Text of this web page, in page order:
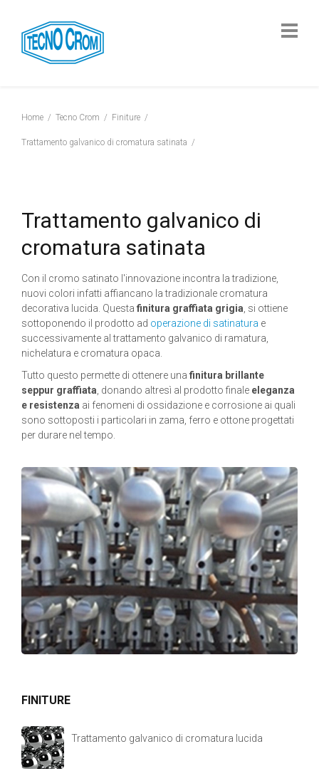
Home Tecno Crom Finiture
Trattamento galvanico di cromatura satinata
Trattamento galvanico di
cromatura satinata
Con il cromo satinato l'innovazione incontra la tradizione,
nuovi colori infatti affiancano la tradizionale cromatura
decorativa lucida. Questa finitura graffiata grigia , si ottiene
sottoponendo il prodotto ad operazione di satinatura e
successivamente al trattamento galvanico di ramatura,
nichelatura e cromatura opaca.
Tutto questo permette di ottenere una finitura brillante
seppur graffiata , donando altresì al prodotto finale eleganza
e resistenza ai fenomeni di ossidazione e corrosione ai quali
sono sottoposti i particolari in zama, ferro e ottone progettati
per durare nel tempo.
FINITURE
Trattamento galvanico di cromatura lucida